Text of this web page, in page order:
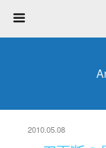
2010.05.08